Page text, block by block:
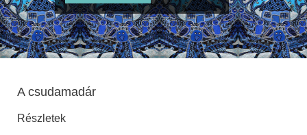
A csudamadár
Részletek